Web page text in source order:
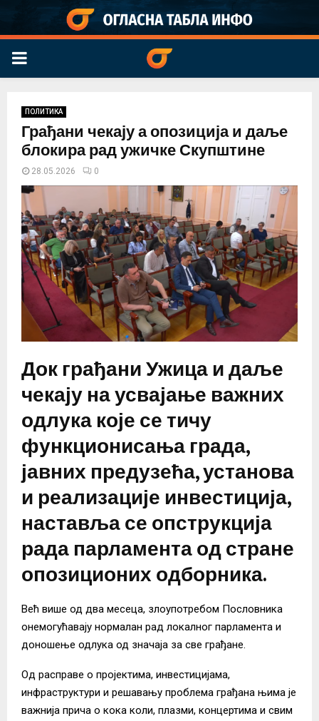
PRIMARY
ПОЛИТИКА
Грађани чекају а опозиција и даље
блокира рад ужичке Скупштине
28.05.2026 0
Док грађани Ужица и даље
чекају на усвајање важних
одлука које се тичу
функционисања града,
јавних предузећа, установа
и реализације инвестиција,
наставља се опструкција
рада парламента од стране
опозиционих одборника.
Већ више од два месеца, злоупотребом Пословника
онемогућавају нормалан рад локалног парламента и
доношење одлука од значаја за све грађане.
Од расправе о пројектима, инвестицијама,
инфраструктури и решавању проблема грађана њима је
важнија прича о кока коли, плазми, концертима и свим